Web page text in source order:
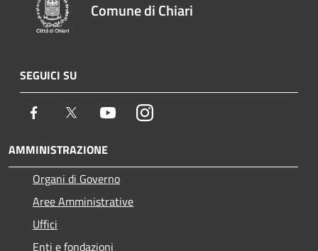
Comune di Chiari
SEGUICI SU
Facebook Twitter YoutubeInstagram
AMMINISTRAZIONE
Organi di Governo
Aree Amministrative
Uffici
Enti e fondazioni